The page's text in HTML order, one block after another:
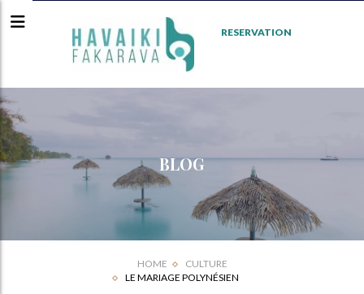
RESERVATION
BLOG
HOME
CULTURE
LE MARIAGE POLYNÉSIEN